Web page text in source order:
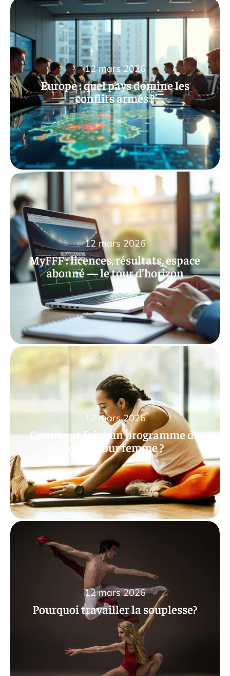
Europe : quel pays domine les
conflits armés ?
12 mars 2026
MyFFF : licences, résultats, espace
abonné — le tour d’horizon
12 mars 2026
Comment faire un programme de
sport pour femme ?
12 mars 2026
Pourquoi travailler la souplesse?
12 mars 2026